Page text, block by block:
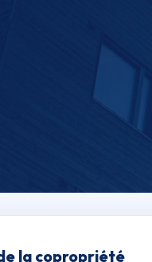
la copropriété